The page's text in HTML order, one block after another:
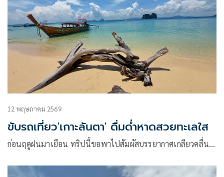
12 พฤษภาคม 2569
ขับรถเที่ยว'เกาะลันตา' ดื่มด่ำหาดสวยทะเลใส
ก่อนฤดูฝนมาเยือน ทริปนี้ขอพาไปสัมผัสบรรยากาศเกลียวคลื่น…